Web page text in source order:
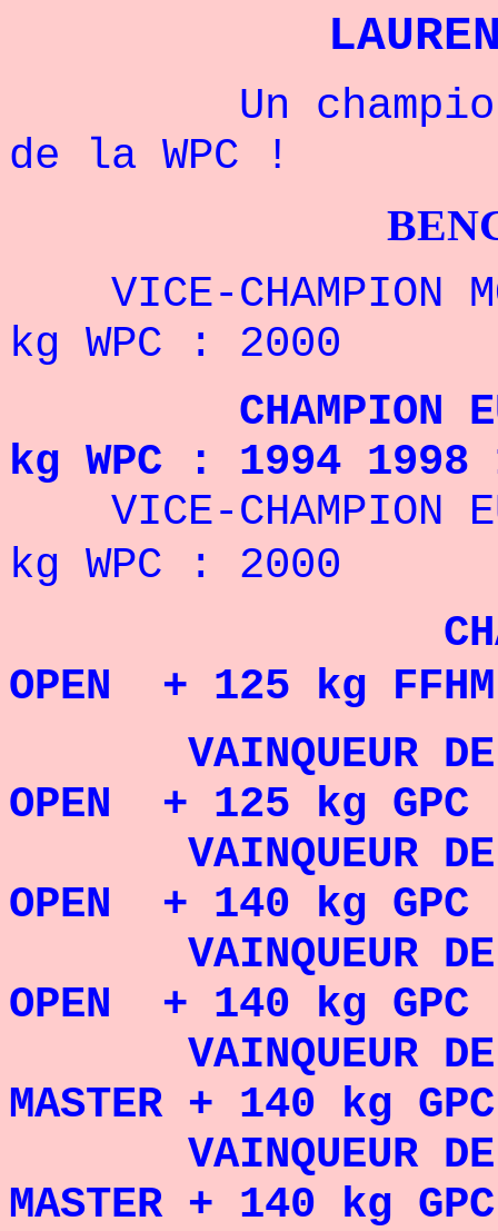
Un champion
de la WPC !
VICE-
kg WPC : 2000
CHAMPION
kg WPC : 1994 1998
VICE-CHAMPION
kg WPC : 2000
OPEN + 125 kg
VAINQUEUR
OPEN + 125 kg
VAINQUEUR
OPEN + 140 kg
VAINQUEUR
OPEN + 140 kg
VAINQUEUR
MASTER + 140 kg
VAINQUEUR
MASTER + 140 kg